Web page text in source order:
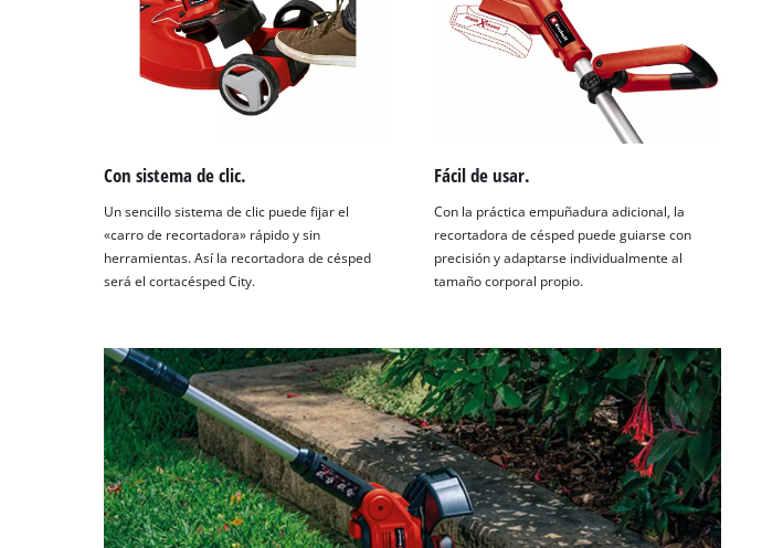
Con sistema de clic.
Un sencillo sistema de clic puede fijar el
«carro de recortadora» rápido y sin
herramientas. Así la recortadora de césped
será el cortacésped City.
Fácil de usar.
Con la práctica empuñadura adicional, la
recortadora de césped puede guiarse con
precisión y adaptarse individualmente al
tamaño corporal propio.